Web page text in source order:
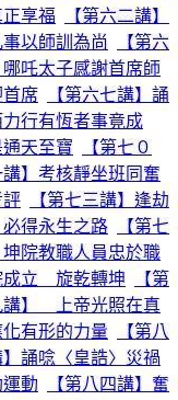
正享福
【第六二講】
事以師訓為尚
【第六
哪吒太子感謝首席師
首席
【第六七講】誦
力行有恆者事竟成
天至寶
【第七０
講】考核靜坐班同奮
評
【第七三講】逢劫
得永生之路
【第七
坤院教職人員忠於職
成立 旋乾轉坤
【第
講】 上帝光照在真
化有形的力量
【第八
】誦唸〈皇誥〉災禍
動
【第八四講】奮